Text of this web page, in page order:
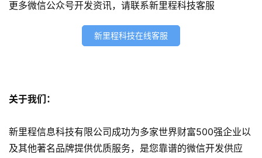
数
营
销
更多微信公众号开发资讯，请联系新里程科技客服
新里程科技在线客服
关于我们：
新里程信息科技有限公司成功为多家世界财富500强企业以
及其他著名品牌提供优质服务，是您靠谱的微信开发供应